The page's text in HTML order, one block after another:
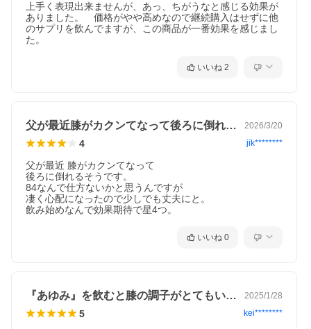
【原材料名】
ブラックジンジャー抽出物（ブラックジンジャーエキス、デキス
トリン）（国内製造）、還元麦芽糖水飴、酵母（亜鉛含有）、プ
ロテオグリカン含有サケ鼻軟骨抽出物（デキストリン、サケ鼻軟
ス末、デビルズクローエキス末、海藻末、ミネラルイースト、鶏
【栄養成分表示】※3粒（750mg）あたり
物/0.581g、食塩相当量/0.002g、ブラックジンジャー由来ポリメ
トキシフラボン/12mgサケ鼻軟骨由来プロテオグリカン/10mg
【保存方法】
直射日光や高温多湿を避け、お子さまの手の届かない所に保管し
てください。
開封後はチャックをしっかり閉じて保存し、なるべく早くお召し
控え下さい。●体質や体調により、稀に合わない場合がございます
が、その場合はご使用をお控え下さい。●薬を服用あるいは通院中
の方、妊娠、授乳中の方は医師にご相談の上お召し上がりくださ
上手く表現出来ませんが、あっ、ちがうなと感じる効果が
ありました。　価格がやや高めなので継続購入はせずに他
のサプリを飲んでますが、この商品が一番効果を感じまし
た。
いいね 2
父が最近膝がカクンてなって後ろに倒れる… 2026/3/20
4 jik********
父が最近 膝がカクンてなって
後ろに倒れるそうです。
84なんで仕方ないかと思うんですが
凄く心配になったので少しでも丈夫にと。
飲み始めなんで効果期待で星4つ。
いいね 0
『あゆみ』を飲むと膝の調子がとてもいい… 2025/1/28
5 kei********